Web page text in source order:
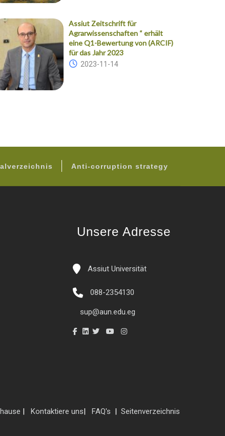
Assiut Zeitschrift für
Agrarwissenschaften “ erhält
eine Q1-Bewertung von (ARCIF)
für das Jahr 2023
2023-11-14
Anti-corruption strategy
Unsere Adresse
Assiut Universität
088-2354130
sup@aun.edu.eg
Seitenverzeichnis
|
FAQ's
|
Kontaktiere uns
|